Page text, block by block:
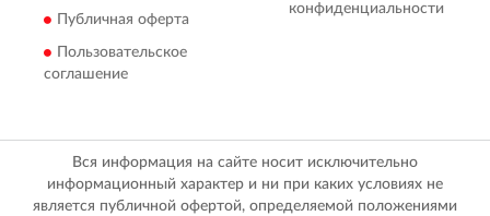
Публичная оферта
Пользовательское
соглашение
конфиденциальности
Вся информация на сайте носит исключительно
информационный характер и ни при каких условиях не
является публичной офертой, определяемой положениями